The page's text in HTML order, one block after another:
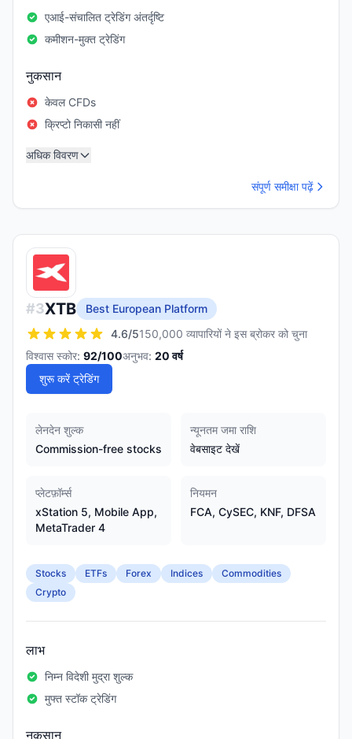
एआई-संचालित ट्रेडिंग अंतर्दृष्टि
कमीशन-मुक्त ट्रेडिंग
नुकसान
केवल CFDs
क्रिप्टो निकासी नहीं
अधिक विवरण
संपूर्ण समीक्षा पढ़ें
#3XTB
Best European Platform
4.6/5150,000 व्यापारियों ने इस ब्रोकर को चुना
विश्वास स्कोर: 92/100अनुभव: 20 वर्ष
शुरू करें ट्रेडिंग
लेनदेन शुल्क
Commission-free stocks
न्यूनतम जमा राशि
वेबसाइट देखें
प्लेटफ़ॉर्म्स
xStation 5, Mobile App,
MetaTrader 4
नियमन
FCA, CySEC, KNF, DFSA
Stocks ETFs Forex Indices
Commodities
Crypto
लाभ
निम्न विदेशी मुद्रा शुल्क
मुफ्त स्टॉक ट्रेडिंग
नुकसान